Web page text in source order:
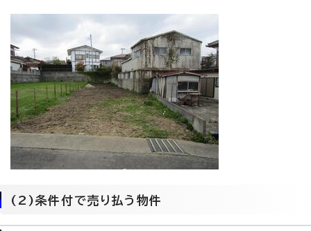
(2)条件付で売り払う物件